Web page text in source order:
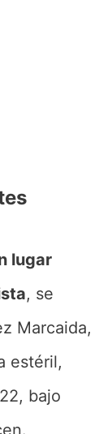
lugar
, se
Marcaida,
estéril,
bajo